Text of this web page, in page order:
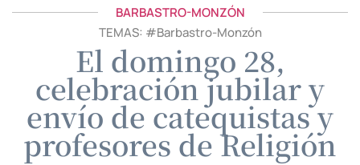
BARBASTRO-MONZÓN
TEMAS: #Barbastro-Monzón
El domingo 28,
celebración jubilar y
envío de catequistas y
profesores de Religión